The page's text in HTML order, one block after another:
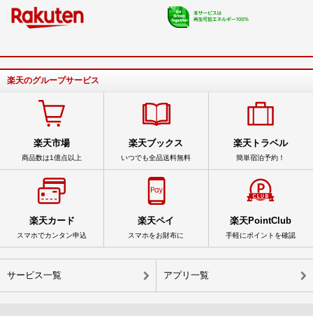
楽天のグループサービス
楽天市場
商品数は1億点以上
楽天ブックス
いつでも全品送料無料
楽天トラベル
簡単宿泊予約！
楽天カード
スマホでカンタン申込
楽天ペイ
スマホをお財布に
楽天PointClub
手軽にポイントを確認
サービス一覧 アプリ一覧